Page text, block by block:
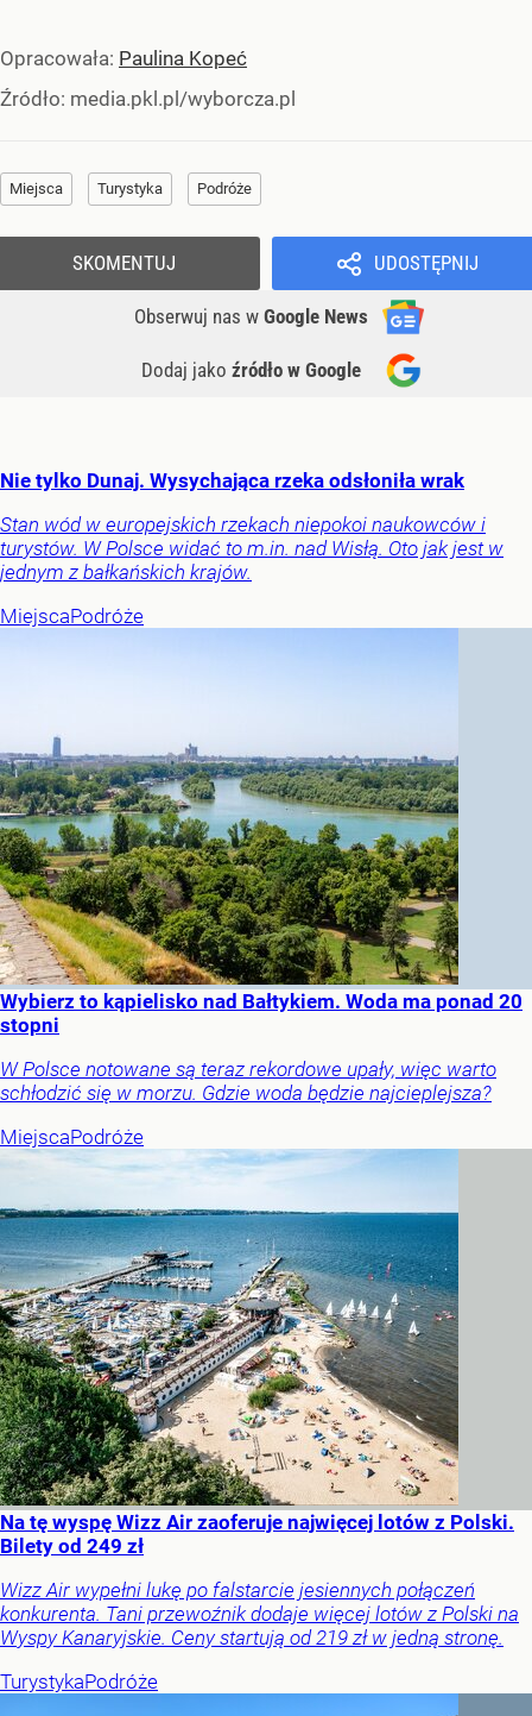
Opracowała: Paulina Kopeć
Źródło: media.pkl.pl/wyborcza.pl
Miejsca Turystyka Podróże
UDOSTĘPNIJ
Obserwuj nas w Google News
Dodaj jako źródło w Google
SKOMENTUJ
Nie tylko Dunaj. Wysychająca rzeka odsłoniła wrak
Stan wód w europejskich rzekach niepokoi naukowców i
turystów. W Polsce widać to m.in. nad Wisłą. Oto jak jest w
jednym z bałkańskich krajów.
MiejscaPodróże
Wybierz to kąpielisko nad Bałtykiem. Woda ma ponad 20
stopni
W Polsce notowane są teraz rekordowe upały, więc warto
schłodzić się w morzu. Gdzie woda będzie najcieplejsza?
MiejscaPodróże
Na tę wyspę Wizz Air zaoferuje najwięcej lotów z Polski.
Bilety od 249 zł
Wizz Air wypełni lukę po falstarcie jesiennych połączeń
konkurenta. Tani przewoźnik dodaje więcej lotów z Polski na
Wyspy Kanaryjskie. Ceny startują od 219 zł w jedną stronę.
TurystykaPodróże